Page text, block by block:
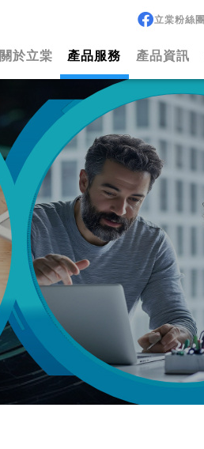
關於立棠 產品服務 產品資訊
立棠粉絲團